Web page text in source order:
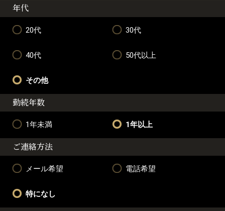
年代
20代 30代
40代 50代以上
その他
勤続年数
1年未満 1年以上
ご連絡方法
メール希望 電話希望
特になし